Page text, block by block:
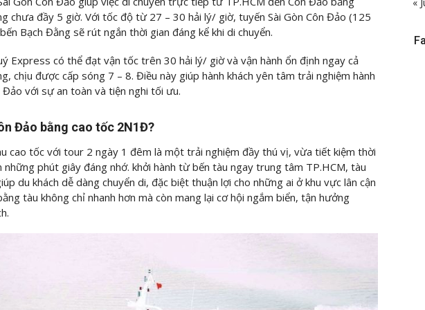
chưa đầy 5 giờ. Với tốc độ từ 27 – 30 hải lý/ giờ, tuyến Sài Gòn Côn Đảo (125
Bạch Đằng sẽ rút ngắn thời gian đáng kể khi di chuyển.
Express có thể đạt vận tốc trên 30 hải lý/ giờ và vận hành ổn định ngay cả
chịu được cấp sóng 7 – 8. Điều này giúp hành khách yên tâm trải nghiệm hành
Đảo với sự an toàn và tiện nghi tối ưu.
Đảo bằng cao tốc 2N1Đ?
cao tốc với tour 2 ngày 1 đêm là một trải nghiệm đầy thú vị, vừa tiết kiệm thời
những phút giây đáng nhớ. khởi hành từ bến tàu ngay trung tâm TP.HCM, tàu
du khách dễ dàng chuyển di, đặc biệt thuận lợi cho những ai ở khu vực lân cận
tàu không chỉ nhanh hơn mà còn mang lại cơ hội ngắm biển, tận hưởng